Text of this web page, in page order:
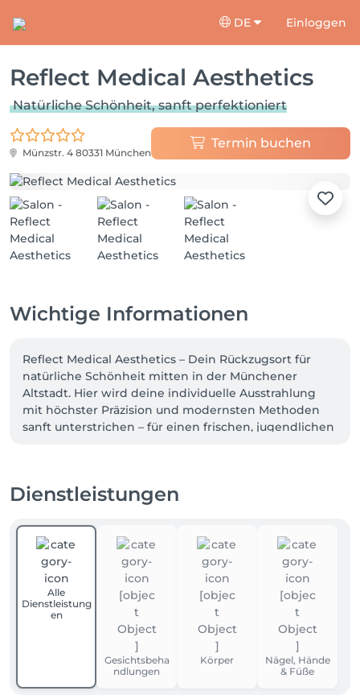
DE Einloggen
Reflect Medical Aesthetics
Natürliche Schönheit, sanft perfektioniert
Münzstr. 4 80331 München
Termin buchen
Wichtige Informationen
Reflect Medical Aesthetics – Dein Rückzugsort für
natürliche Schönheit mitten in der Münchener
Altstadt. Hier wird deine individuelle Ausstrahlung
mit höchster Präzision und modernsten Methoden
sanft unterstrichen – für einen frischen, jugendlichen
die dich strahlen lassen.
Zentral. Modern. Persönlich. Nur 4 Minuten vom
Marienplatz entfernt – für dich leicht erreichbar und
mit einem Ambiente zum Wohlfühlen
Dienstleistungen
Alle
Dienstleistung
en
Gesichtsbeha
ndlungen
Körper
Nägel, Hände
& Füße